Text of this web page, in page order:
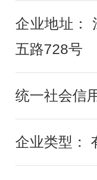
企业地址：
五路728号
统一社会信
企业类型：